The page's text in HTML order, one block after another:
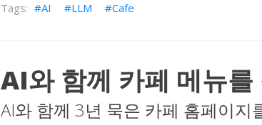
AI LLM Cafe
AI와 함께 카페 메뉴를
AI와 함께 3년 묵은 카페 홈페이지